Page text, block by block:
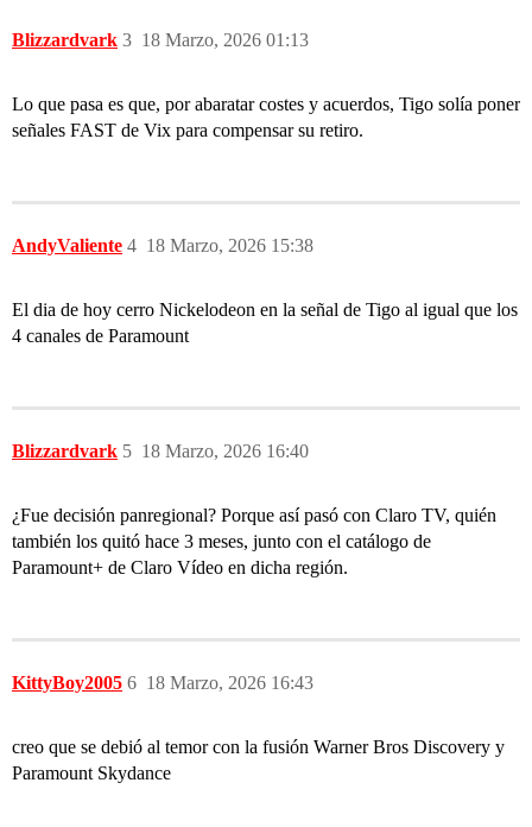
Blizzardvark 18 Marzo, 2026 01:13
3
Lo que pasa es que, por abaratar costes y acuerdos, Tigo solía poner
señales FAST de Vix para compensar su retiro.
AndyValiente 18 Marzo, 2026 15:38
4
El dia de hoy cerro Nickelodeon en la señal de Tigo al igual que los
4 canales de Paramount
Blizzardvark 18 Marzo, 2026 16:40
5
¿Fue decisión panregional? Porque así pasó con Claro TV, quién
también los quitó hace 3 meses, junto con el catálogo de
Paramount+ de Claro Vídeo en dicha región.
KittyBoy2005 18 Marzo, 2026 16:43
6
creo que se debió al temor con la fusión Warner Bros Discovery y
Paramount Skydance